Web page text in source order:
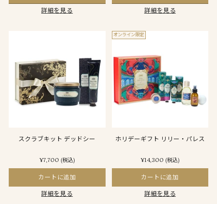
詳細を見る 詳細を見る
スクラブキット デッドシー
¥7,700 (税込)
カートに追加
詳細を見る
オンライン限定
ホリデーギフト リリー・パレス
¥14,300 (税込)
カートに追加
詳細を見る